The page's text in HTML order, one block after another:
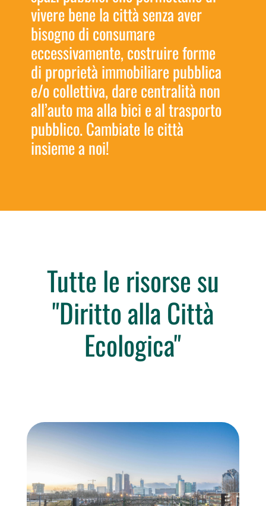
vivere bene la città senza aver
bisogno di consumare
eccessivamente, costruire forme
di proprietà immobiliare pubblica
e/o collettiva, dare centralità non
all’auto ma alla bici e al trasporto
pubblico. Cambiate le città
insieme a noi!
Tutte le risorse su
"Diritto alla Città
Ecologica"